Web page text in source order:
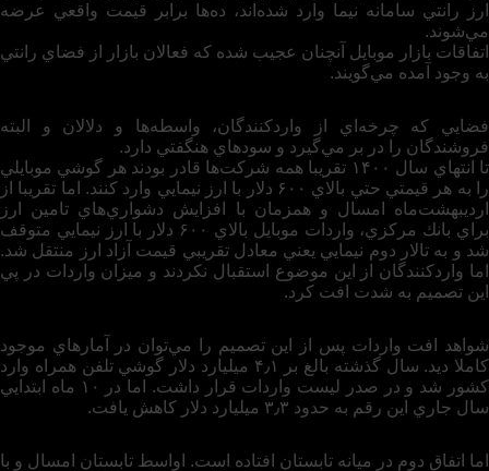
ارز رانتي سامانه نيما وارد شده‌اند، ده‌ها برابر قيمت واقعي عرضه
مي‌شوند.
اتفاقات بازار موبايل آنچنان عجيب شده كه فعالان بازار از فضاي رانتي
به وجود آمده مي‌گويند.
فضايي كه چرخه‌اي از واردكنندگان، واسطه‌ها و دلالان و البته
فروشندگان را در بر مي‌گيرد و سودهاي هنگفتي دارد.
تا انتهاي سال ۱۴۰۰ تقريبا همه شركت‌ها قادر بودند هر گوشي موبايلي
را به هر قيمتي حتي بالاي ۶۰۰ دلار با ارز نيمايي وارد كنند. اما تقريبا از
ارديبهشت‌ماه امسال و همزمان با افزايش دشواري‌هاي تامين ارز
براي بانك مركزي، واردات موبايل بالاي ۶۰۰ دلار با ارز نيمايي متوقف
شد و به تالار دوم نيمايي يعني معادل تقريبي قيمت آزاد ارز منتقل شد.
اما واردكنندگان از اين موضوع استقبال نكردند و ميزان واردات در پي
اين تصميم به‌ شدت افت كرد.
شواهد افت واردات پس از اين تصميم را مي‌توان در آمارهاي موجود
كاملا ديد. سال گذشته بالغ بر ۴٫۱ ميليارد دلار گوشي تلفن همراه وارد
كشور شد و در صدر ليست واردات قرار داشت. اما در ۱۰ ماه ابتدايي
سال جاري اين رقم به حدود ۳٫۳ ميليارد دلار كاهش يافت.
اما اتفاق دوم در ميانه تابستان افتاده است. اواسط تابستان امسال و با